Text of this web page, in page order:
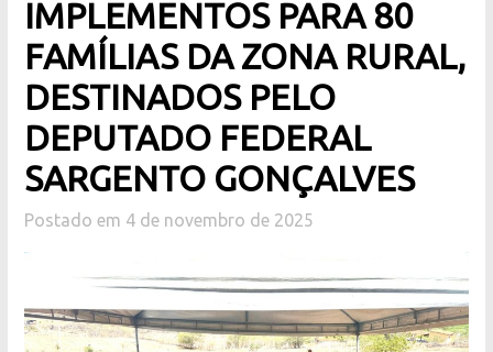
IMPLEMENTOS PARA 80
FAMÍLIAS DA ZONA RURAL,
DESTINADOS PELO
DEPUTADO FEDERAL
SARGENTO GONÇALVES
Postado em 4 de novembro de 2025